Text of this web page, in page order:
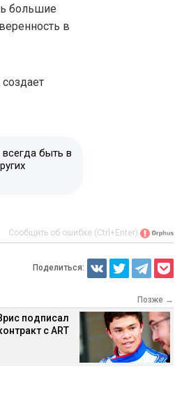
большие
в
быть в
Сообщить об ошибке (Ctrl+Enter)
Поделиться:
Позже →
подписал
с ART